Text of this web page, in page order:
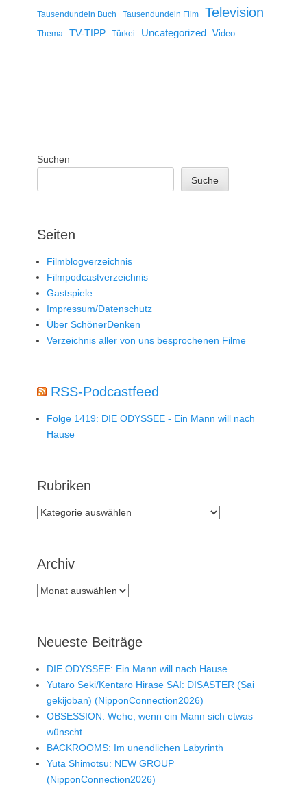
Tausendundein Buch Tausendundein Film Television
Thema TV-TIPP Türkei Uncategorized Video
Suchen
Suche
Seiten
Filmblogverzeichnis
Filmpodcastverzeichnis
Gastspiele
Impressum/Datenschutz
Über SchönerDenken
Verzeichnis aller von uns besprochenen Filme
RSS-Podcastfeed
Folge 1419: DIE ODYSSEE - Ein Mann will nach
Hause
Rubriken
Rubriken
Archiv
Archiv
Neueste Beiträge
DIE ODYSSEE: Ein Mann will nach Hause
Yutaro Seki/Kentaro Hirase SAI: DISASTER (Sai
gekijoban) (NipponConnection2026)
OBSESSION: Wehe, wenn ein Mann sich etwas
wünscht
BACKROOMS: Im unendlichen Labyrinth
Yuta Shimotsu: NEW GROUP
(NipponConnection2026)